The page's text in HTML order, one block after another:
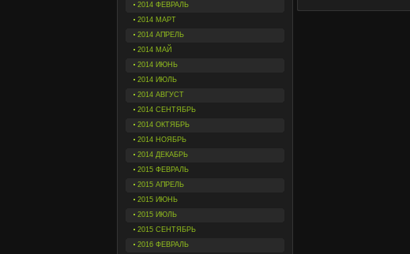
2014 ФЕВРАЛЬ
2014 МАРТ
2014 АПРЕЛЬ
2014 МАЙ
2014 ИЮНЬ
2014 ИЮЛЬ
2014 АВГУСТ
2014 СЕНТЯБРЬ
2014 ОКТЯБРЬ
2014 НОЯБРЬ
2014 ДЕКАБРЬ
2015 ФЕВРАЛЬ
2015 АПРЕЛЬ
2015 ИЮНЬ
2015 ИЮЛЬ
2015 СЕНТЯБРЬ
2016 ФЕВРАЛЬ